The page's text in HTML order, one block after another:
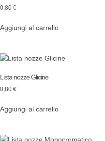
0,80 €
Aggiungi al carrello
Lista nozze Glicine
0,80 €
Aggiungi al carrello